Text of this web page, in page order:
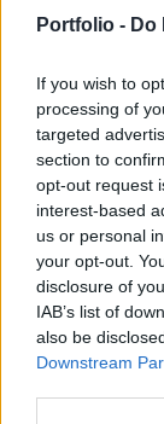
Portfolio - Do
If you wish to
processing of
targeted
section to
opt-out request
interest-based
us or personal
your opt-out.
disclosure of
IAB’s list of
also be
Downstream
írja a Reuters.
Most katonai
akkor
megelőzéséhez
a FAS német
NATO
Kijev a háború
KEDVES